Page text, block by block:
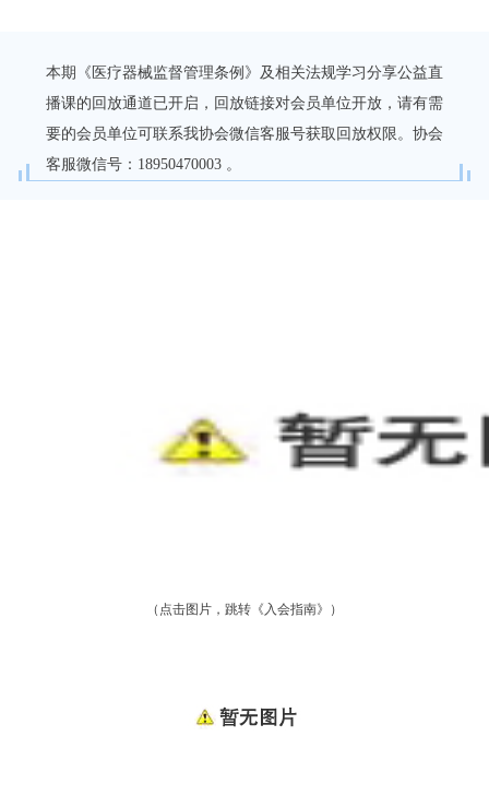
本期《医疗器械监督管理条例》及相关法规学习分享公益直
播课的回放通道已开启，回放链接对会员单位开放，请有需
要的会员单位可联系我协会微信客服号获取回放权限。协会
客服微信号：18950470003 。
（点击图片，跳转《入会指南》）